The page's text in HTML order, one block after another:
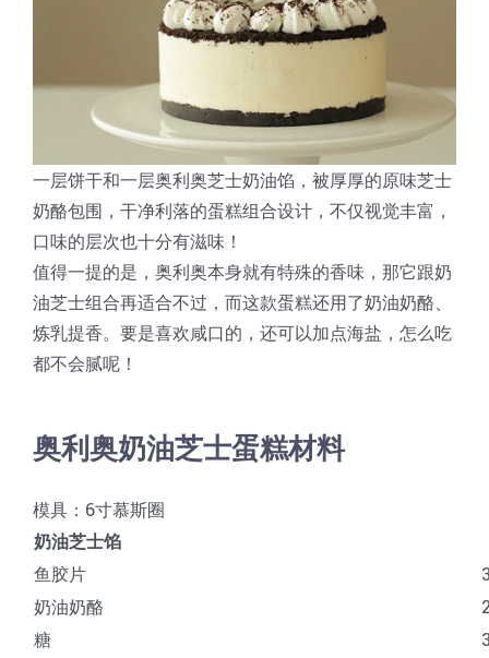
三角蛋糕切割机
挤出奶酪切片
寿司切割机
冷冻面团切割
牛轧糖切割
阿胶糕切片
谷物棒切割
宠物食品
一层饼干和一层奥利奥芝士奶油馅，被厚厚的原味芝士
奶酪包围，干净利落的蛋糕组合设计，不仅视觉丰富，
口味的层次也十分有滋味！
值得一提的是，奥利奥本身就有特殊的香味，那它跟奶
油芝士组合再适合不过，而这款蛋糕还用了奶油奶酪、
炼乳提香。要是喜欢咸口的，还可以加点海盐，怎么吃
都不会腻呢！
奥利奥奶油芝士蛋糕材料
模具：6寸慕斯圈
奶油芝士馅
鱼胶片
奶油奶酪
糖